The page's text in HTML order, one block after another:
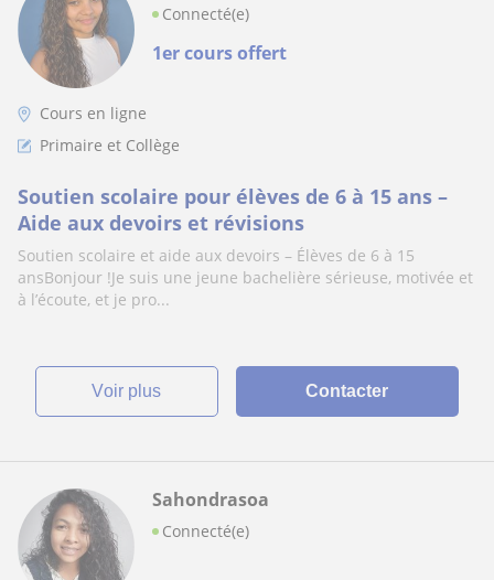
1er cours offert
Connecté(e)
Cours en ligne
Primaire et Collège
Soutien scolaire pour élèves de 6 à 15 ans –
Aide aux devoirs et révisions
Soutien scolaire et aide aux devoirs – Élèves de 6 à 15
ansBonjour !Je suis une jeune bachelière sérieuse, motivée et
à l’écoute, et je pro...
voir plus Contacter
Sahondrasoa
Connecté(e)